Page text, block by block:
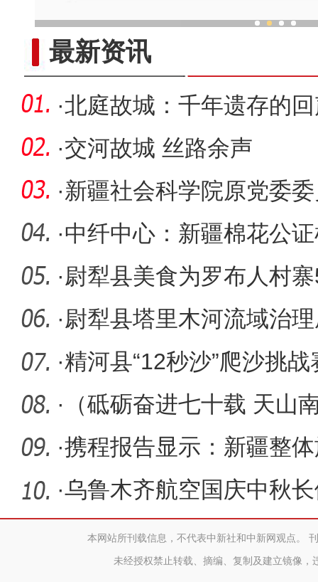
最新资讯
·北庭故城：千年遗存的
·交河故城 丝路余声
·新疆社会科学院原党委
接受审查
·中纤中心：新疆棉花公
四大突破
·尉犁县美食为罗布人村寨
·尉犁县塔里木河流域治
助力胡杨
·精河县“12秒沙”爬沙挑
技激活
·
（砥砺奋进七十载 天山
河子实现
·携程报告显示：新疆整
长31% 增
·乌鲁木齐航空国庆中秋
万人次
本网站所刊载信息，不代表中新社和中新网观点。
未经授权禁止转载、摘编、复制及建立镜像，